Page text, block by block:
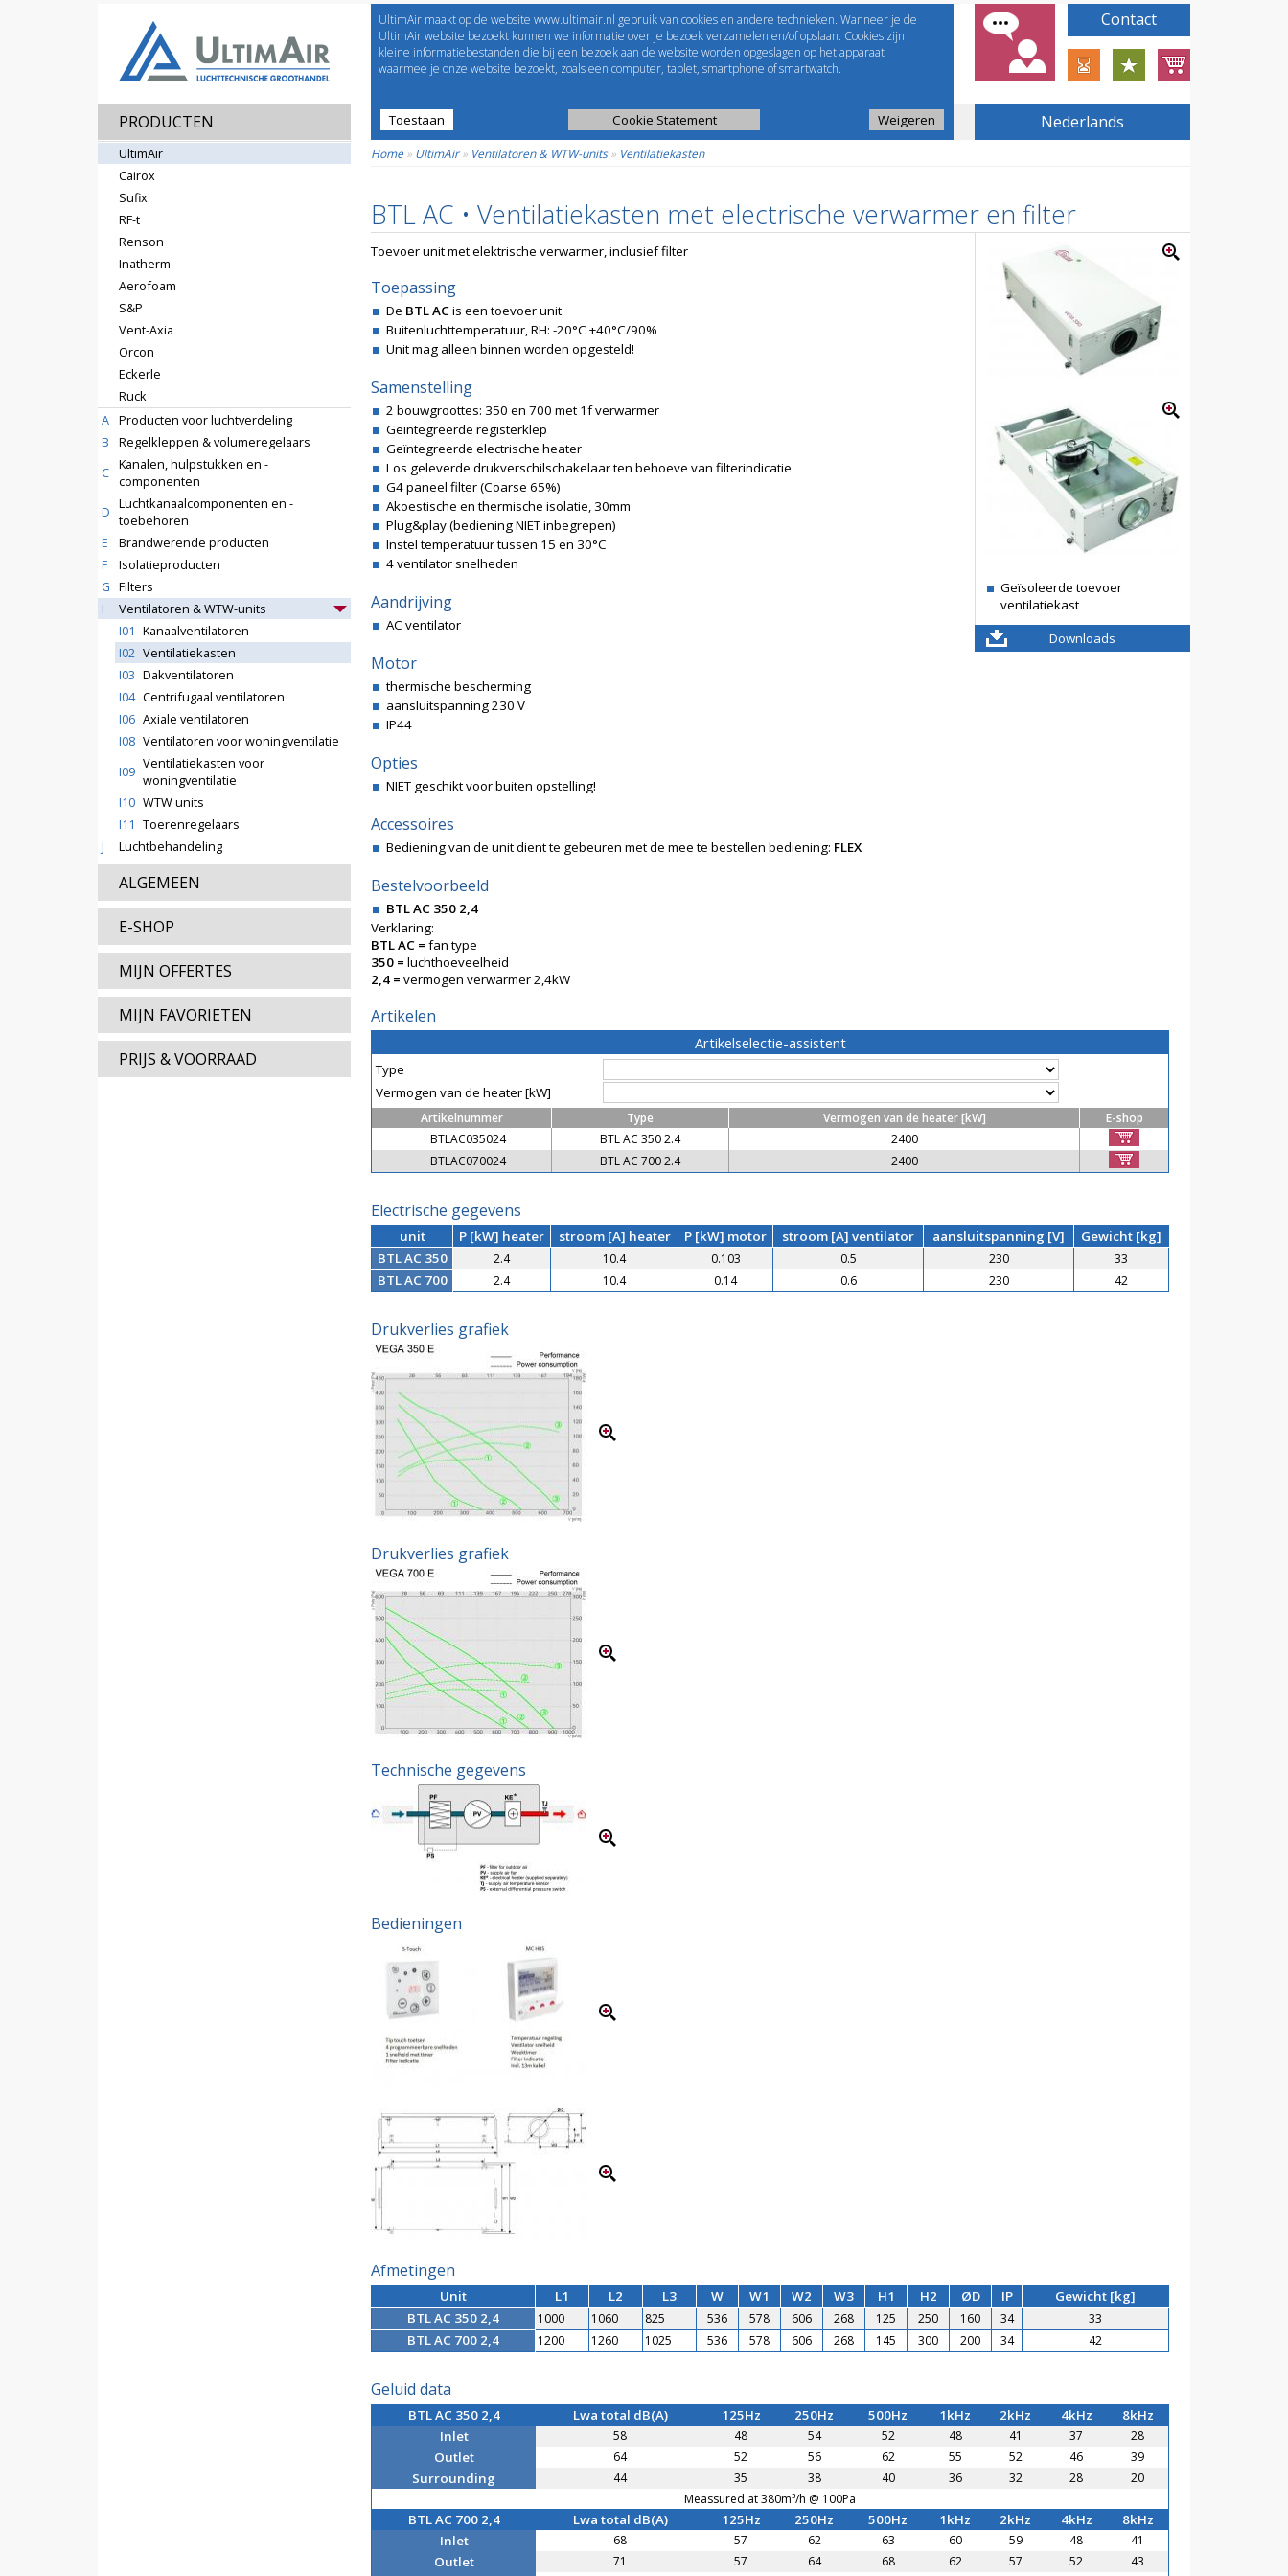
PRODUCTEN
UltimAir
Cairox
Sufix
RF-t
Renson
Inatherm
Aerofoam
S&P
Vent-Axia
Orcon
Eckerle
Ruck
A Producten voor luchtverdeling
B
Regelkleppen & volumeregelaars
C Kanalen, hulpstukken en -
componenten
D Luchtkanaalcomponenten en -
toebehoren
E
Brandwerende producten
F
Isolatieproducten
G Filters
I
Ventilatoren & WTW-units
I01 Kanaalventilatoren
I02 Ventilatiekasten
I03 Dakventilatoren
I04 Centrifugaal ventilatoren
I06 Axiale ventilatoren
I08 Ventilatoren voor woningventilatie
I09 Ventilatiekasten voor
woningventilatie
I10 WTW units
I11 Toerenregelaars
J
Luchtbehandeling
ALGEMEEN
E-SHOP
MIJN OFFERTES
MIJN FAVORIETEN
PRIJS & VOORRAAD
EShop-nummer
Wachtwoord
Welcome toUltimAir
Prijslijst Selectie tools
UltimAir maakt op de website www.ultimair.nl gebruik van cookies en andere technieken. Wanneer je de
UltimAir website bezoekt kunnen we informatie over je bezoek verzamelen en/of opslaan. Cookies zijn
kleine informatiebestanden die bij een bezoek aan de website worden opgeslagen op het apparaat
waarmee je onze website bezoekt, zoals een computer, tablet, smartphone of smartwatch.
Toestaan Cookie Statement Weigeren Nederlands
Contact
Home» UltimAir» Ventilatoren & WTW-units» Ventilatiekasten
BTL AC • Ventilatiekasten met electrische verwarmer en filter
Geïsoleerde toevoer
ventilatiekast
Downloads
Toevoer unit met elektrische verwarmer, inclusief filter
Toepassing
De BTL ACis een toevoer unit
Buitenluchttemperatuur, RH: -20°C +40°C/90%
Unit mag alleen binnen worden opgesteld!
Samenstelling
2 bouwgroottes: 350 en 700 met 1f verwarmer
Geïntegreerde registerklep
Geïntegreerde electrische heater
Los geleverde drukverschilschakelaar ten behoeve van filterindicatie
G4 paneel filter (Coarse 65%)
Akoestische en thermische isolatie, 30mm
Plug&play (bediening NIET inbegrepen)
Instel temperatuur tussen 15 en 30°C
4 ventilator snelheden
Aandrijving
AC ventilator
Motor
thermische bescherming
aansluitspanning 230 V
IP44
Opties
NIET geschikt voor buiten opstelling!
Accessoires
Bediening van de unit dient te gebeuren met de mee te bestellen bediening: FLEX
Bestelvoorbeeld
BTL AC 350 2,4
Verklaring:
BTL AC = fan type
350 = luchthoeveelheid
2,4 = vermogen verwarmer 2,4kW
Artikelen
Artikelselectie-assistent
Type
Vermogen van de heater [kW]
Artikelnummer Type Vermogen van de heater [kW]
E-shop
BTLAC035024
BTL AC 350 2.4
2400
BTLAC070024
BTL AC 700 2.4 2400
Electrische gegevens
unit P [kW] heater stroom [A] heater P [kW] motor stroom [A] ventilator aansluitspanning [V]
Gewicht [kg]
BTL AC 350
2.4 10.4 0.103 0.5 230 33
BTL AC 700 2.4 10.4 0.14 0.6 230 42
Drukverlies grafiek
Drukverlies grafiek
Technische gegevens
Bedieningen
Afmetingen
Unit L1 L2 L3 W W1 W2 W3 H1 H2 ØD IP
Gewicht [kg]
BTL AC 350 2,4
1000 1060 825 536 578 606 268 125 250 160 34 33
BTL AC 700 2,4 1200 1260 1025 536 578 606 268 145 300 200 34 42
Geluid data
BTL AC 350 2,4 Lwa total dB(A) 125Hz 250Hz 500Hz 1kHz 2kHz 4kHz
8kHz
Inlet
58 48 54 52 48 41 37 28
Outlet 64 52 56 62 55 52 46 39
Surrounding 44 35 38 40 36 32 28
20
Meassured at 380m³/h @ 100Pa
BTL AC 700 2,4 Lwa total dB(A) 125Hz 250Hz 500Hz 1kHz 2kHz 4kHz
8kHz
Inlet
68 57 62 63 60 59 48 41
Outlet 71 57 64 68 62 57 52 43